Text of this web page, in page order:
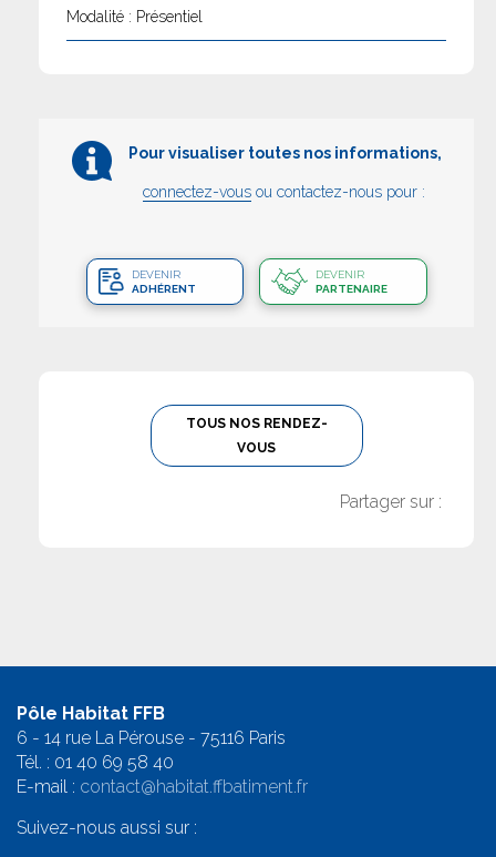
Modalité : Présentiel
Pour visualiser toutes nos informations,
connectez-vous ou contactez-nous pour :
DEVENIR
ADHÉRENT
DEVENIR
PARTENAIRE
TOUS NOS RENDEZ-
VOUS
Partager sur :
Pôle Habitat FFB
6 - 14 rue La Pérouse - 75116 Paris
Tél. : 01 40 69 58 40
E-mail : contact@habitat.ffbatiment.fr
Suivez-nous aussi sur :